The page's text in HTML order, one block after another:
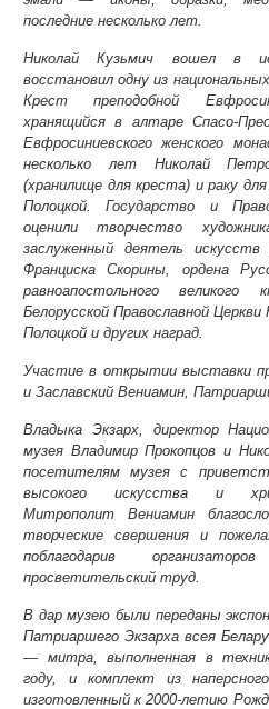
последние несколько лет.
Николай Кузьмич вошел в
восстановил одну из
Крест преподобной
хранящийся в алтаре Спасо-
Евфросиниевского женского
несколько лет Николай
(хранилище для креста) и раку
Полоцкой. Государство и
оценили творчество
заслуженный деятель искусств
Франциска Скорины, ордена
равноапостольного великого
Белорусской Православной
Полоцкой и других наград.
Участие в открытии выставки
и Заславский Вениамин,
Владыка Экзарх, директор
музея Владимир Прокопцов и
посетителям музея с
высокого искусства и
Митрополит Вениамин
творческие свершения и
поблагодарив
просветительский труд.
В дар музею были переданы
Патриаршего Экзарха всея
— митра, выполненная в
году, и комплект из
изготовленный к 2000-летию